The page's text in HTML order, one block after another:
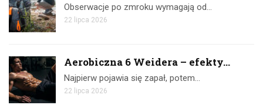
Obserwacje po zmroku wymagają od…
22 lipca 2026
Aerobiczna 6 Weidera – efekty...
Najpierw pojawia się zapał, potem…
22 lipca 2026